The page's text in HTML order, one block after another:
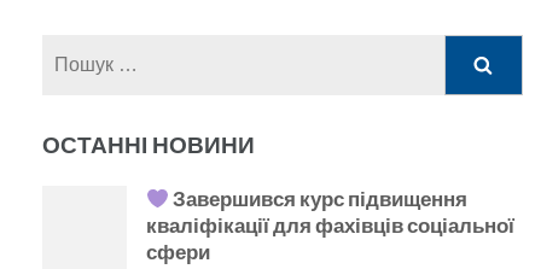
ОСТАННІ НОВИНИ
Завершився курс підвищення
кваліфікації для фахівців соціальної
сфери